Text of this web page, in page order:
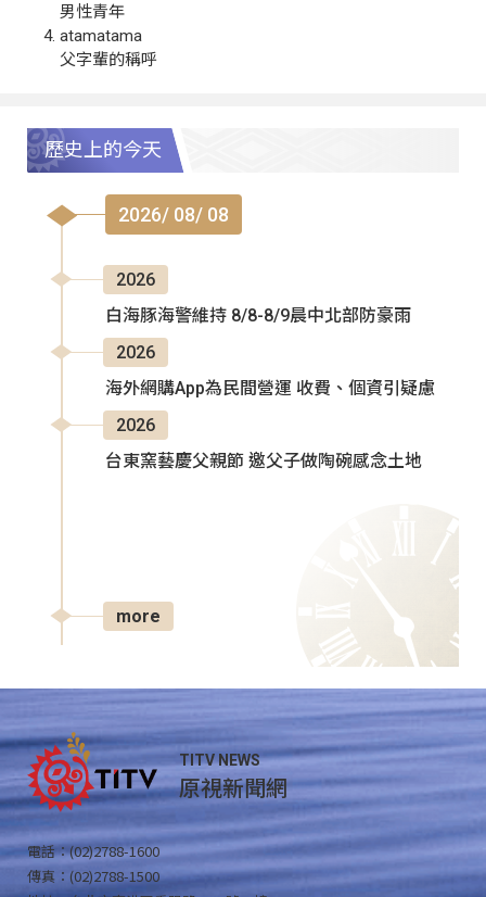
男性青年
atamatama
父字輩的稱呼
歷史上的今天
2026/ 08/ 08
2026
白海豚海警維持 8/8-8/9晨中北部防豪雨
2026
海外網購App為民間營運 收費、個資引疑慮
2026
台東窯藝慶父親節 邀父子做陶碗感念土地
more
TITV NEWS
原視新聞網
電話：(02)2788-1600
傳真：(02)2788-1500